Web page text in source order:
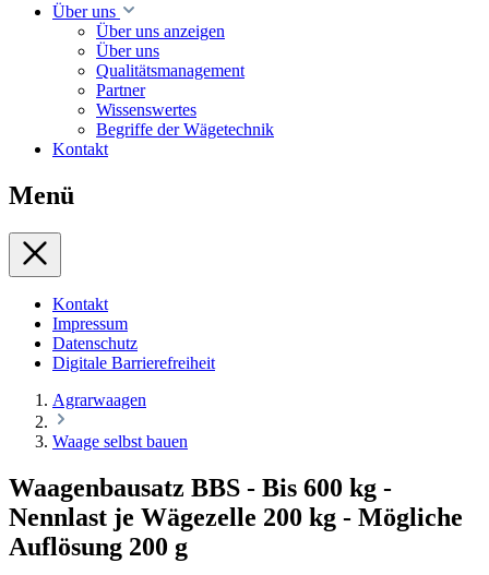
Über uns
Über uns anzeigen
Über uns
Qualitätsmanagement
Partner
Wissenswertes
Begriffe der Wägetechnik
Kontakt
Menü
Kontakt
Impressum
Datenschutz
Digitale Barrierefreiheit
Agrarwaagen
Waage selbst bauen
Waagenbausatz BBS - Bis 600 kg -
Nennlast je Wägezelle 200 kg - Mögliche
Auflösung 200 g